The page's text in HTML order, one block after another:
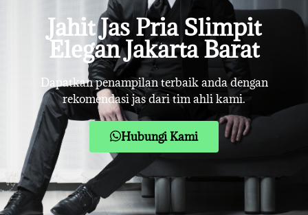
Jahit Jas Pria Slimpit
Elegan Jakarta Barat
Dapatkan penampilan terbaik anda dengan
rekomendasi jas dari tim ahli kami.
Hubungi Kami